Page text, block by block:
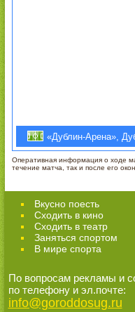
«Дублин-Арена»,
Оперативная информация о ходе
течение матча, так и после его
Вкусно поесть
Сходить в кино
Cходить в театр
Заняться спортом
В мире спорта
По вопросам рекламы и
по телефону и эл.почте:
info@goroddosug.ru